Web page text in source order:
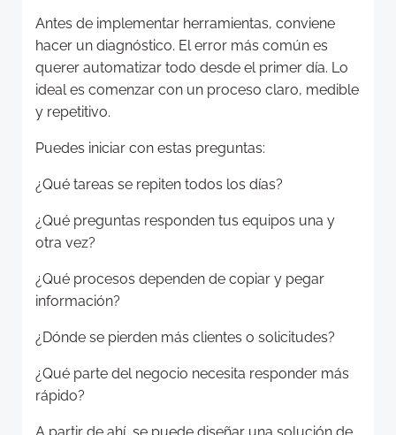
Antes de implementar herramientas, conviene
hacer un diagnóstico. El error más común es
querer automatizar todo desde el primer día. Lo
ideal es comenzar con un proceso claro, medible
y repetitivo.
Puedes iniciar con estas preguntas:
¿Qué tareas se repiten todos los días?
¿Qué preguntas responden tus equipos una y
otra vez?
¿Qué procesos dependen de copiar y pegar
información?
¿Dónde se pierden más clientes o solicitudes?
¿Qué parte del negocio necesita responder más
rápido?